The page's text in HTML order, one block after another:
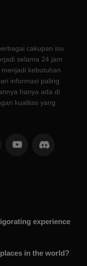
cakupan isu
selama 24 jam
kebutuhan
informasi paling
hanya ada di
kualitas yang
experience
in the world?